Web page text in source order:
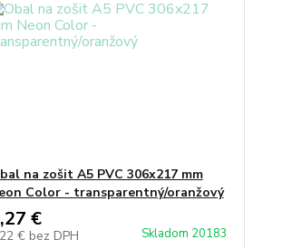
na zošit A5 PVC 306x217 mm
Color - transparentný/oranžový
€
€ bez DPH Skladom 20183